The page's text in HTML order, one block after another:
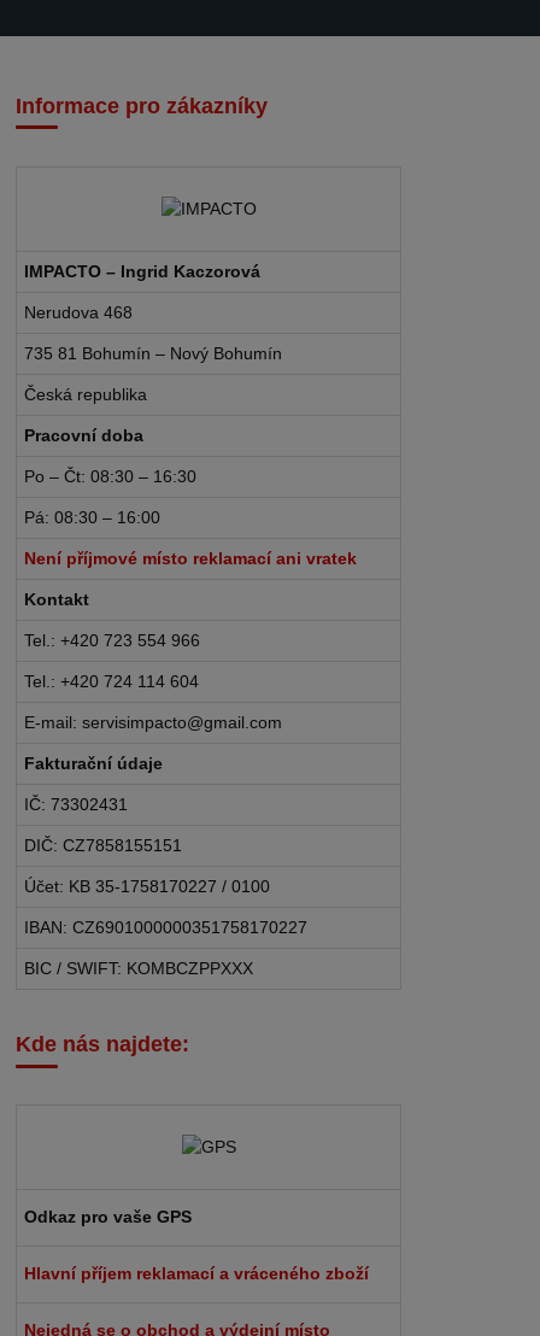
Informace pro zákazníky
IMPACTO – Ingrid Kaczorová
Nerudova 468
735 81 Bohumín – Nový Bohumín
Česká republika
Pracovní doba
Po – Čt: 08:30 – 16:30
Pá: 08:30 – 16:00
Není příjmové místo reklamací ani vratek
Kontakt
Tel.: +420 723 554 966
Tel.: +420 724 114 604
E-mail: servisimpacto@gmail.com
Fakturační údaje
IČ: 73302431
DIČ: CZ7858155151
Účet: KB 35-1758170227 / 0100
IBAN: CZ6901000000351758170227
BIC / SWIFT: KOMBCZPPXXX
Kde nás najdete:
Odkaz pro vaše GPS
Hlavní příjem reklamací a vráceného zboží
Nejedná se o obchod a výdejní místo